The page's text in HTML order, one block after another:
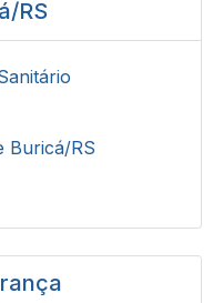
RS
Buricá/RS